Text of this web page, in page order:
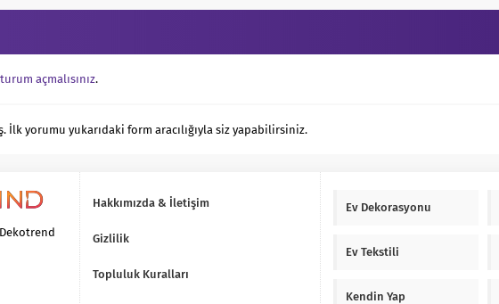
açmalısınız.
İlk yorumu yukarıdaki form aracılığıyla siz yapabilirsiniz.
Hakkımızda & İletişim
Gizlilik
Topluluk Kuralları
Ev Dekorasyonu
Ev Tekstili
Kendin Yap